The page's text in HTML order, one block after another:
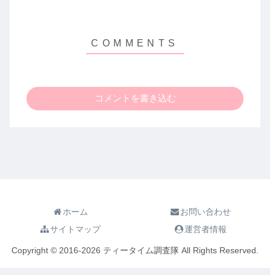
コメントを書き込む
ホーム
お問い合わせ
サイトマップ
運営者情報
Copyright © 2016-2026 ティータイム調査隊 All Rights Reserved.